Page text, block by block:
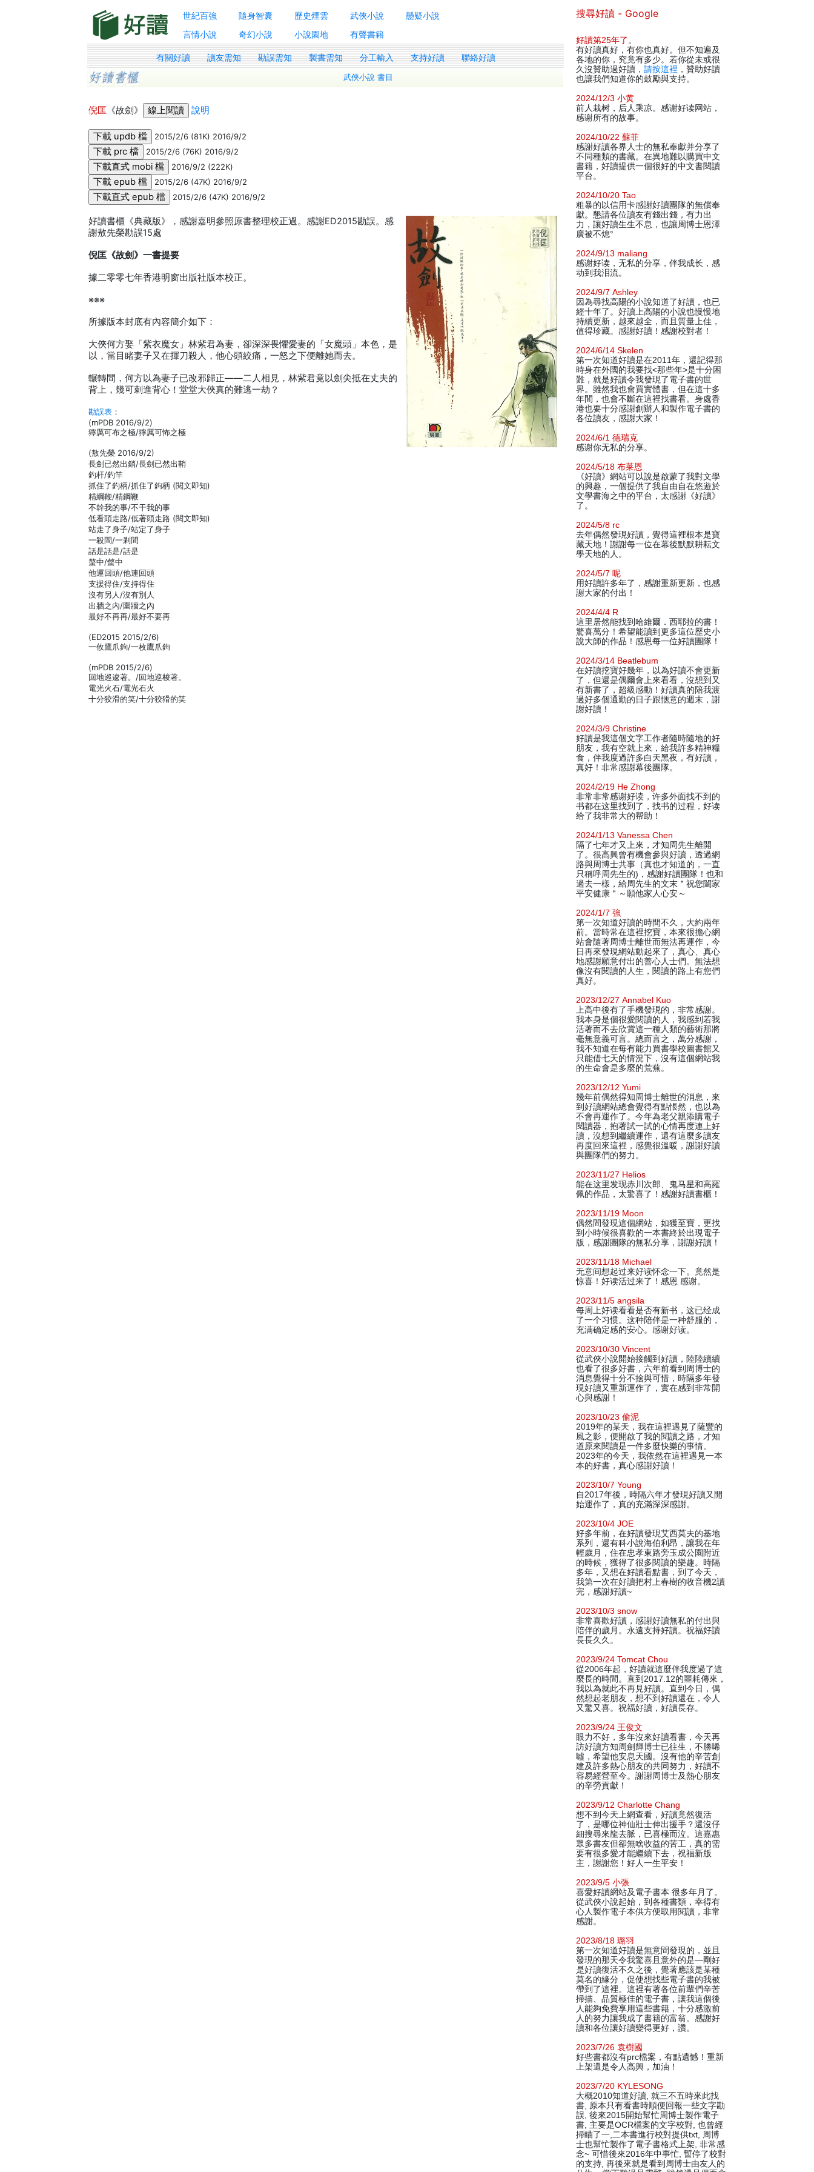
世紀百強 隨身智囊 歷史煙雲 武俠小說
懸疑小說
言情小說
奇幻小說 小說園地 有聲書籍
有關好讀 讀友需知 勘誤需知 製書需知 分工輸入 支持好讀 聯絡好讀
武俠小說 書目
倪匡 《故劍》 說明
2015/2/6 (81K) 2016/9/2
2015/2/6 (76K) 2016/9/2
2016/9/2 (222K)
2015/2/6 (47K) 2016/9/2
2015/2/6 (47K) 2016/9/2
好讀書櫃《典藏版》，感謝嘉明參照原書整理校正過。感謝ED2015勘誤。感
謝敖先榮勘誤15處
倪匡《故劍》一書提要
據二零零七年香港明窗出版社版本校正。
※※※
所據版本封底有內容簡介如下：
大俠何方娶「紫衣魔女」林紫君為妻，卻深深畏懼愛妻的「女魔頭」本色，是
以，當目睹妻子又在揮刀殺人，他心頭絞痛，一怒之下便離她而去。
輾轉間，何方以為妻子已改邪歸正——二人相見，林紫君竟以劍尖抵在丈夫的
背上，幾可刺進背心！堂堂大俠真的難逃一劫？
勘誤表 ：
(mPDB 2016/9/2)
獰厲可布之極/獰厲可怖之極
(敖先榮 2016/9/2)
長劍已然出銷/長劍已然出鞘
釣杆/釣竿
抓住了釣柄/抓住了鉤柄 (閱文即知)
精綱鞭/精鋼鞭
不幹我的事/不干我的事
低看頭走路/低著頭走路 (閱文即知)
站走了身子/站定了身子
一殺間/一剎間
話是話是/話是
螯中/螫中
他運回頭/他連回頭
支援得住/支持得住
沒有另人/沒有別人
出牆之內/圍牆之內
最好不再再/最好不要再
(ED2015 2015/2/6)
一攸鷹爪鉤/一枚鷹爪鉤
(mPDB 2015/2/6)
回地巡逡著。/回地巡梭著。
電光火石/電光石火
十分狡滑的笑/十分狡猾的笑
搜尋好讀 - Google
好讀第25年了 。
有好讀真好，有你也真好。但不知遍及
各地的你，究竟有多少。若你從未或很
久沒贊助過好讀， 請按這裡 ，贊助好讀
也讓我們知道你的鼓勵與支持。
2024/12/3 小黄
前人栽树，后人乘凉。感谢好读网站，
感谢所有的故事。
2024/10/22 蘇菲
感謝好讀各界人士的無私奉獻并分享了
不同種類的書藏。在異地難以購買中文
書籍，好讀提供一個很好的中文書閱讀
平台。
2024/10/20 Tao
粗暴的以信用卡感謝好讀團隊的無償奉
獻。懇請各位讀友有錢出錢，有力出
力，讓好讀生生不息，也讓周博士恩澤
廣被不熄°
2024/9/13 maliang
感谢好读，无私的分享，伴我成长，感
动到我泪流。
2024/9/7 Ashley
因為尋找高陽的小說知道了好讀，也已
經十年了。好讀上高陽的小說也慢慢地
持續更新，越來越全，而且質量上佳，
值得珍藏。感謝好讀！感謝校對者！
2024/6/14 Skelen
第一次知道好讀是在2011年，還記得那
時身在外國的我要找<那些年>是十分困
難，就是好讀令我發現了電子書的世
界。雖然我也會買實體書，但在這十多
年間，也會不斷在這裡找書看。身處香
港也要十分感謝創辦人和製作電子書的
各位讀友，感謝大家！
2024/6/1 德瑞克
感谢你无私的分享。
2024/5/18 布莱恩
《好讀》網站可以說是啟蒙了我對文學
的興趣，一個提供了我自由自在悠遊於
文學書海之中的平台，太感謝《好讀》
了。
2024/5/8 rc
去年偶然發現好讀，覺得這裡根本是寶
藏天地！謝謝每一位在幕後默默耕耘文
學天地的人。
2024/5/7 呢
用好讀許多年了，感謝重新更新，也感
謝大家的付出！
2024/4/4 R
這里居然能找到哈維爾．西耶拉的書！
驚喜萬分！希望能讀到更多這位歷史小
說大師的作品！感恩每一位好讀團隊！
2024/3/14 Beatlebum
在好讀挖寶好幾年，以為好讀不會更新
了，但還是偶爾會上來看看，沒想到又
有新書了，超級感動！好讀真的陪我渡
過好多個通勤的日子跟愜意的週末，謝
謝好讀！
2024/3/9 Christine
好讀是我這個文字工作者隨時隨地的好
朋友，我有空就上來，給我許多精神糧
食，伴我度過許多白天黑夜，有好讀，
真好！非常感謝幕後團隊。
2024/2/19 He Zhong
非常非常感谢好读，许多外面找不到的
书都在这里找到了，找书的过程，好读
给了我非常大的帮助！
2024/1/13 Vanessa Chen
隔了七年才又上來，才知周先生離開
了。很高興曾有機會參與好讀，透過網
路與周博士共事（真也才知道的，一直
只稱呼周先生的)，感謝好讀團隊！也和
過去一樣，給周先生的文末＂祝您闔家
平安健康＂～願他家人心安～
2024/1/7 強
第一次知道好讀的時間不久，大約兩年
前。當時常在這裡挖寶，本來很擔心網
站會隨著周博士離世而無法再運作，今
日再來發現網站動起來了，真心、真心
地感謝願意付出的善心人士們。無法想
像沒有閱讀的人生，閱讀的路上有您們
真好。
2023/12/27 Annabel Kuo
上高中後有了手機發現的，非常感謝。
我本身是個很愛閱讀的人，我感到若我
活著而不去欣賞這一種人類的藝術那將
毫無意義可言。總而言之，萬分感謝，
我不知道在每有能力買書學校圖書館又
只能借七天的情況下，沒有這個網站我
的生命會是多麼的荒蕪。
2023/12/12 Yumi
幾年前偶然得知周博士離世的消息，來
到好讀網站總會覺得有點悵然，也以為
不會再運作了。今年為老父親添購電子
閱讀器，抱著試一試的心情再度連上好
讀，沒想到繼續運作，還有這麼多讀友
再度回來這裡，感覺很溫暖，謝謝好讀
與團隊們的努力。
2023/11/27 Helios
能在这里发现赤川次郎、鬼马星和高羅
佩的作品，太驚喜了！感謝好讀書櫃！
2023/11/19 Moon
偶然間發現這個網站，如獲至寶，更找
到小時候很喜歡的一本書終於出現電子
版，感謝團隊的無私分享，謝謝好讀！
2023/11/18 Michael
无意间想起过来好读怀念一下。竟然是
惊喜！好读活过来了！感恩 感谢。
2023/11/5 angsila
每周上好读看看是否有新书，这已经成
了一个习惯。这种陪伴是一种舒服的，
充满确定感的安心。感谢好读。
2023/10/30 Vincent
從武俠小說開始接觸到好讀，陸陸續續
也看了很多好書，六年前看到周博士的
消息覺得十分不捨與可惜，時隔多年發
現好讀又重新運作了，實在感到非常開
心與感謝！
2023/10/23 偷泥
2019年的某天，我在這裡遇見了薩豐的
風之影，便開啟了我的閱讀之路，才知
道原來閱讀是一件多麼快樂的事情。
2023年的今天，我依然在這裡遇見一本
本的好書，真心感謝好讀！
2023/10/7 Young
自2017年後，時隔六年才發現好讀又開
始運作了，真的充滿深深感謝。
2023/10/4 JOE
好多年前，在好讀發現艾西莫夫的基地
系列，還有科小說海伯利昂，讓我在年
輕歲月，住在忠孝東路旁玉成公園附近
的時候，獲得了很多閱讀的樂趣。時隔
多年，又想在好讀看點書，到了今天，
我第一次在好讀把村上春樹的收音機2讀
完，感謝好讀~
2023/10/3 snow
非常喜歡好讀，感謝好讀無私的付出與
陪伴的歲月。永遠支持好讀。祝福好讀
長長久久。
2023/9/24 Tomcat Chou
從2006年起，好讀就這麼伴我度過了這
麼長的時間。直到2017.12的噩耗傳來，
我以為就此不再見好讀。直到今日，偶
然想起老朋友，想不到好讀還在，令人
又驚又喜。祝福好讀，好讀長存。
2023/9/24 王俊文
眼力不好，多年沒來好讀看書，今天再
訪好讀方知周劍輝博士已往生，不勝唏
噓，希望他安息天國。沒有他的辛苦創
建及許多熱心朋友的共同努力，好讀不
容易經營至今。謝謝周博士及熱心朋友
的辛勞貢獻！
2023/9/12 Charlotte Chang
想不到今天上網查看，好讀竟然復活
了，是哪位神仙壯士伸出援手？還沒仔
細搜尋來龍去脈，已喜極而泣。這嘉惠
眾多書友但卻無啥收益的苦工，真的需
要有很多愛才能繼續下去，祝福新版
主，謝謝您！好人一生平安！
2023/9/5 小張
喜愛好讀網站及電子書本 很多年月了。
從武俠小說起始，到各種書類，幸得有
心人製作電子本供方便取用閱讀，非常
感謝。
2023/8/18 璐羽
第一次知道好讀是無意間發現的，並且
發現的那天令我驚喜且意外的是—剛好
是好讀復活不久之後，覺著應該是某種
莫名的緣分，促使想找些電子書的我被
帶到了這裡。這裡有著各位前輩們辛苦
掃描、品質極佳的電子書，讓我這個後
人能夠免費享用這些書籍，十分感激前
人的努力讓我成了書籍的富翁。感謝好
讀和各位讓好讀變得更好，讚。
2023/7/26 袁樹國
好些書都沒有prc檔案，有點遺憾！重新
上架還是令人高興，加油！
2023/7/20 KYLESONG
大概2010知道好讀, 就三不五時來此找
書, 原本只有看書時順便回報一些文字勘
誤, 後來2015開始幫忙周博士製作電子
書, 主要是OCR檔案的文字校對, 也曾經
掃瞄了一,二本書進行校對提供txt, 周博
士也幫忙製作了電子書格式上架, 非常感
念~ 可惜後來2016年中事忙, 暫停了校對
的支持, 再後來就是看到周博士由友人的